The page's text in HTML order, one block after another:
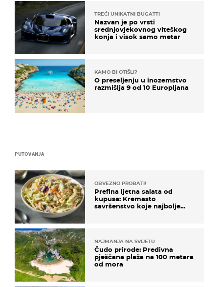
PUTOVANJA
OBVEZNO PROBATI!
Prefina ljetna salata od
kupusa: Kremasto
savršenstvo koje najbolje
NAJMANJA NA SVIJETU
Čudo prirode: Predivna
pješčana plaža na 100 metara
od mora
TREĆI UNIKATNI BUGATTI
Nazvan je po vrsti
srednjovjekovnog viteškog
konja i visok samo metar
KAMO BI OTIŠLI?
O preseljenju u inozemstvo
razmišlja 9 od 10 Europljana